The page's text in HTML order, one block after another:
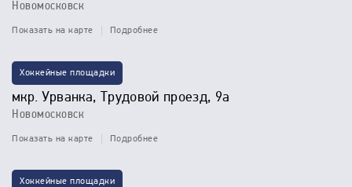
Новомосковск
Показать на карте Подробнее
Хоккейные площадки
мкр. Урванка, Трудовой проезд, 9а
Новомосковск
Показать на карте Подробнее
Хоккейные площадки